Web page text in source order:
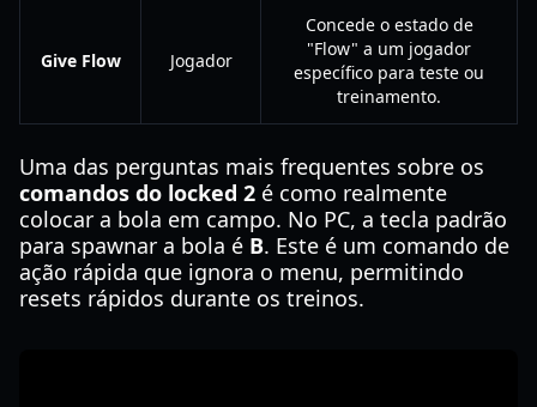
Give Flow Jogador
Concede o estado de
"Flow" a um jogador
específico para teste ou
treinamento.
Uma das perguntas mais frequentes sobre os
comandos do locked 2 é como realmente
colocar a bola em campo. No PC, a tecla padrão
para spawnar a bola é B. Este é um comando de
ação rápida que ignora o menu, permitindo
resets rápidos durante os treinos.